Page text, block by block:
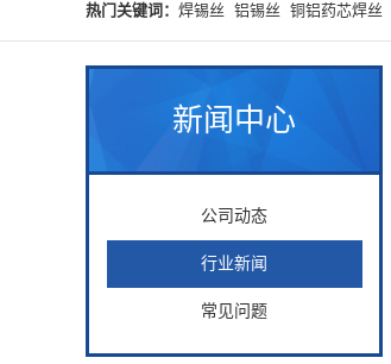
热门关键词： 焊锡丝 铝锡丝 铜铝药芯焊丝
新闻中心
公司动态
行业新闻
常见问题